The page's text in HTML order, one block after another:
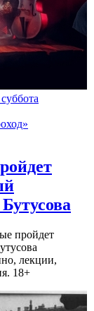
пройдет
лекции,
18+